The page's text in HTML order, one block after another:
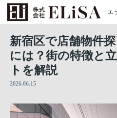
新宿区で店舗物件
には？街の特徴と
トを解説
2026.06.15